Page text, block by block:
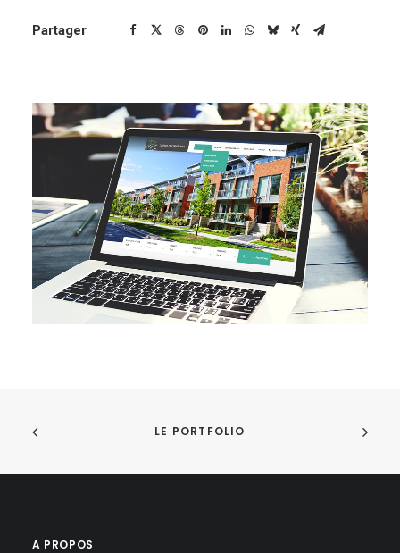
Partager
LE PORTFOLIO
A PROPOS